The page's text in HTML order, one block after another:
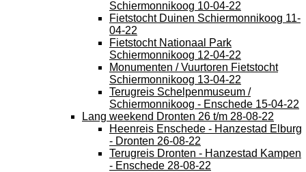
Schiermonnikoog 10-04-22
Fietstocht Duinen Schiermonnikoog 11-
04-22
Fietstocht Nationaal Park
Schiermonnikoog 12-04-22
Monumenten / Vuurtoren Fietstocht
Schiermonnikoog 13-04-22
Terugreis Schelpenmuseum /
Schiermonnikoog - Enschede 15-04-22
Lang weekend Dronten 26 t/m 28-08-22
Heenreis Enschede - Hanzestad Elburg
- Dronten 26-08-22
Terugreis Dronten - Hanzestad Kampen
- Enschede 28-08-22